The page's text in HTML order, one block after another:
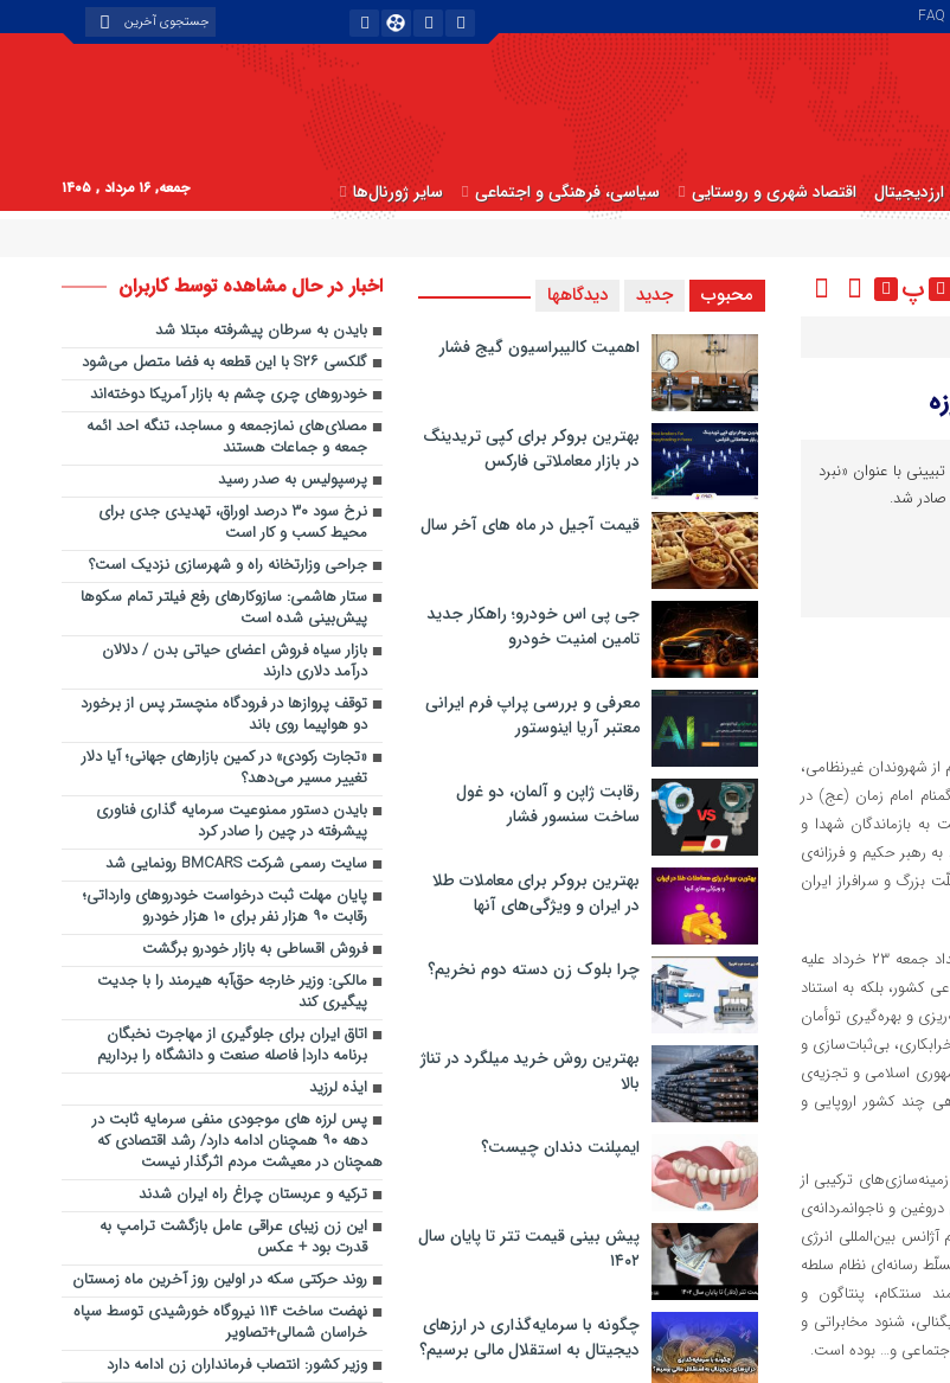
FAQ
ارزدیجیتال اقتصاد شهری و روستایی سیاسی، فرهنگی و اجتماعی سایر ژورنال‌ها جمعه, ۱۶ مرداد , ۱۴۰۵
پ
با عنوان «نبرد
اعم از شهروندان غیرنظامی،
امام زمان (عج) در
بازماندگان شهدا و
رهبر حکیم و فرزانه‌ی
استحضار ملّت بزرگ و سرافراز ایران
۱) جنگ‌افروزی و تجاوزگری جبهه‌ی شیطانی و متخاصم آمریکایی-صهیونی در ساعات اوّلیه‌ی بامداد جمعه ۲۳ خرداد علیه
کشور، بلکه به استناد
جنگی با برنامه‌ریزی و بهره‌گیری توأمان
بی‌ثبات‌سازی و
اسلامی و تجزیه‌ی
چند کشور اروپایی و
ترکیبی از
و ناجوانمردانه‌ی
بین‌المللی انرژی
رسانه‌ای نظام سلطه
سنتکام، پنتاگون و
شنود مخابراتی و
و… بوده است.
محبوب جدید دیدگاهها
اهمیت کالیبراسیون گیج فشار
بهترین بروکر برای کپی‌ تریدینگ
در بازار معاملاتی فارکس
قیمت آجیل در ماه های آخر سال
جی پی اس خودرو؛ راهکار جدید
تامین امنیت خودرو
معرفی و بررسی پراپ فرم ایرانی
معتبر آریا اینوستور
رقابت ژاپن و آلمان، دو غول
ساخت سنسور فشار
بهترین بروکر برای معاملات طلا
در ایران و ویژگی‌های آنها
چرا بلوک زن دسته دوم نخریم؟
بهترین روش خرید میلگرد در تناژ
بالا
ایمپلنت دندان چیست؟
پیش بینی قیمت تتر تا پایان سال
۱۴۰۲
چگونه با سرمایه‌گذاری در ارزهای
دیجیتال به استقلال مالی برسیم؟
اخبار در حال مشاهده توسط کاربران
بایدن به سرطان پیشرفته مبتلا شد
گلکسی S۲۶ با این قطعه به فضا متصل می‌شود
خودروهای چری چشم به بازار آمریکا دوخته‌اند
مصلای‌های نمازجمعه و مساجد، تنگه احد ائمه
جمعه و جماعات هستند
پرسپولیس به صدر رسید
نرخ سود ۳۰ درصد اوراق، تهدیدی جدی برای
محیط کسب و کار است
جراحی وزارتخانه راه و شهرسازی نزدیک است؟
ستار هاشمی: سازوکارهای رفع فیلتر تمام سکوها
پیش‌بینی شده است
بازار سیاه فروش اعضای حیاتی بدن / دلالان
درآمد دلاری دارند
توقف پروازها در فرودگاه منچستر پس از برخورد
دو هواپیما روی باند
«تجارت رکودی» در کمین بازارهای جهانی؛ آیا دلار
تغییر مسیر می‌دهد؟
بایدن دستور ممنوعیت سرمایه گذاری فناوری
پیشرفته در چین را صادر کرد
سایت رسمی شرکت BMCARS رونمایی شد
پایان مهلت ثبت درخواست خودروهای وارداتی؛
رقابت ۹۰ هزار نفر برای ۱۰ هزار خودرو
فروش اقساطی به بازار خودرو برگشت
مالکی: وزیر خارجه حق‌آبه هیرمند را با جدیت
پیگیری کند
اتاق ایران برای جلوگیری از مهاجرت نخبگان
برنامه دارد| فاصله صنعت و دانشگاه را برداریم
ایذه لرزید
پس لرزه های موجودی منفی سرمایه ثابت در
دهه ۹۰ همچنان ادامه دارد/ رشد اقتصادی که
همچنان در معیشت مردم اثرگذار نیست
ترکیه و عربستان چراغ راه ایران شدند
این زن زیبای عراقی عامل بازگشت ترامپ به
قدرت بود + عکس
روند حرکتی سکه در اولین روز آخرین ماه زمستان
نهضت ساخت ۱۱۴ نیروگاه‌ خورشیدی توسط سپاه
خراسان شمالی+تصاویر
وزیر کشور: انتصاب فرمانداران زن ادامه دارد